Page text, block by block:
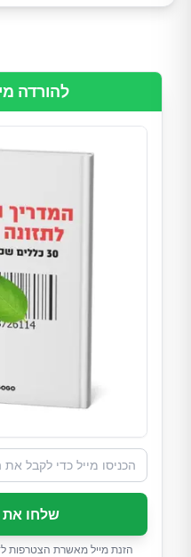
להורדה
שלחו את
הזנת מייל מאשרת הצטרפות